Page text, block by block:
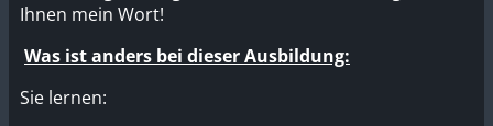
Ihnen mein Wort!
Was ist anders bei dieser Ausbildung:
Sie lernen: